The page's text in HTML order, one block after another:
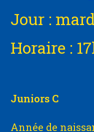
Jour :
Horaire :
Juniors C
Année de